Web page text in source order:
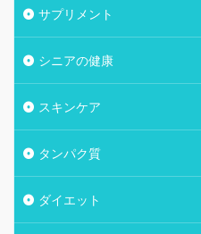
サプリメント
シニアの健康
スキンケア
タンパク質
ダイエット